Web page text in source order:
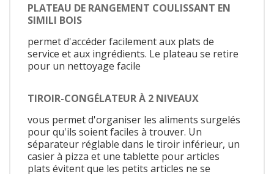
PLATEAU DE RANGEMENT COULISSANT EN
SIMILI BOIS
permet d'accéder facilement aux plats de
service et aux ingrédients. Le plateau se retire
pour un nettoyage facile
TIROIR-CONGÉLATEUR À 2 NIVEAUX
vous permet d'organiser les aliments surgelés
pour qu'ils soient faciles à trouver. Un
séparateur réglable dans le tiroir inférieur, un
casier à pizza et une tablette pour articles
plats évitent que les petits articles ne se